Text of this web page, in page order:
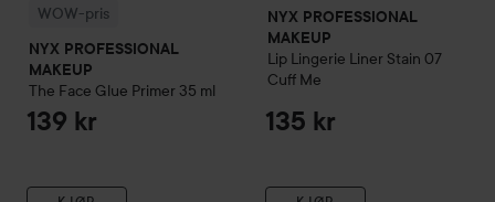
WOW-pris
NYX PROFESSIONAL
MAKEUP
The Face Glue Primer 35 ml
139 kr
NYX PROFESSIONAL
MAKEUP
Lip Lingerie Liner Stain 07
Cuff Me
135 kr